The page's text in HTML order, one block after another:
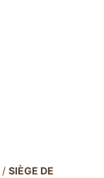
/ SIÈGE DE